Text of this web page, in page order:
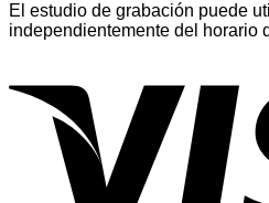
El estudio de grabación puede
independientemente del horario